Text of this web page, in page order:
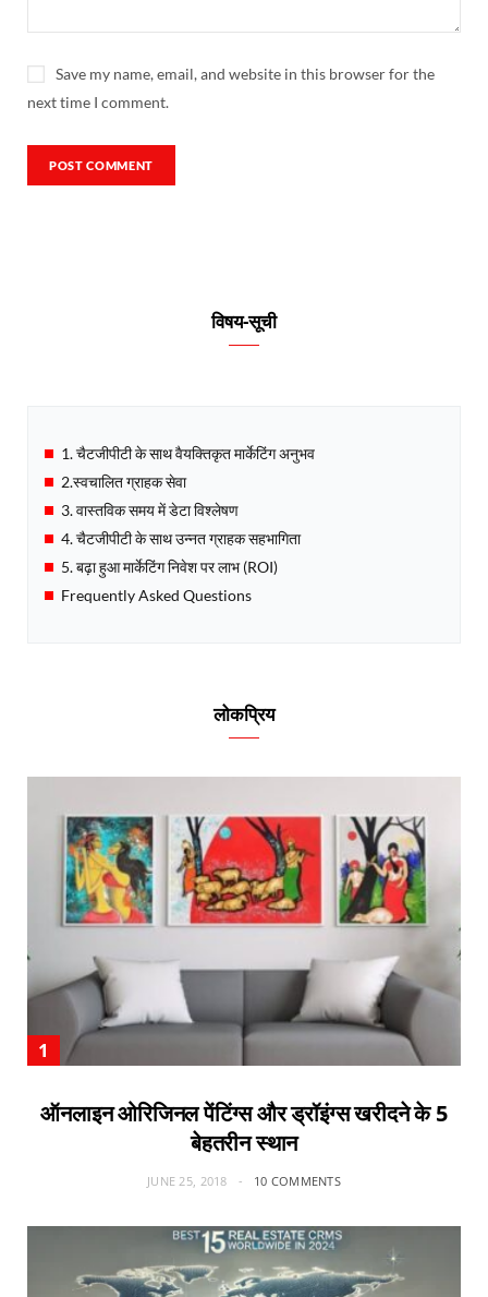
Save my name, email, and website in this browser for the
next time I comment.
विषय-सूची
1. चैटजीपीटी के साथ वैयक्तिकृत मार्केटिंग अनुभव
2.स्वचालित ग्राहक सेवा
3. वास्तविक समय में डेटा विश्लेषण
4. चैटजीपीटी के साथ उन्नत ग्राहक सहभागिता
5. बढ़ा हुआ मार्केटिंग निवेश पर लाभ (ROI)
Frequently Asked Questions
लोकप्रिय
ऑनलाइन ओरिजिनल पेंटिंग्स और ड्रॉइंग्स खरीदने के 5
बेहतरीन स्थान
JUNE 25, 2018 10 COMMENTS